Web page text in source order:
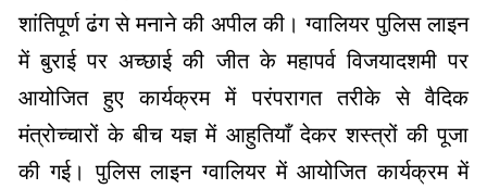
शांतिपूर्ण ढंग से मनाने की अपील की। ग्वालियर पुलिस लाइन
में बुराई पर अच्छाई की जीत के महापर्व विजयादशमी पर
आयोजित हुए कार्यक्रम में परंपरागत तरीके से वैदिक
मंत्रोच्चारों के बीच यज्ञ में आहुतियाँ देकर शस्त्रों की पूजा
की गई। पुलिस लाइन ग्वालियर में आयोजित कार्यक्रम में